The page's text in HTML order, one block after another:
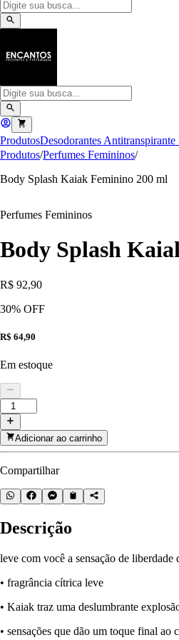
ProdutosDesodorantes Antitranspirante
Produtos/Perfumes Femininos/
Body Splash Kaiak Feminino 200 ml
Perfumes Femininos
Body Splash
R$ 92,90
30% OFF
R$ 64,90
Em estoque
Adicionar ao carrinho
Compartilhar
Descrição
leve com você a sensação de liberdade
• fragrância cítrica leve
• Kaiak traz uma deslumbrante
• sensações que dão um toque final ao